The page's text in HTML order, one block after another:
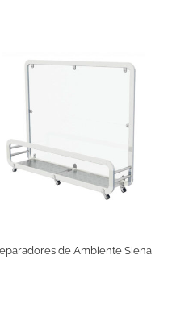
de Ambiente Siena